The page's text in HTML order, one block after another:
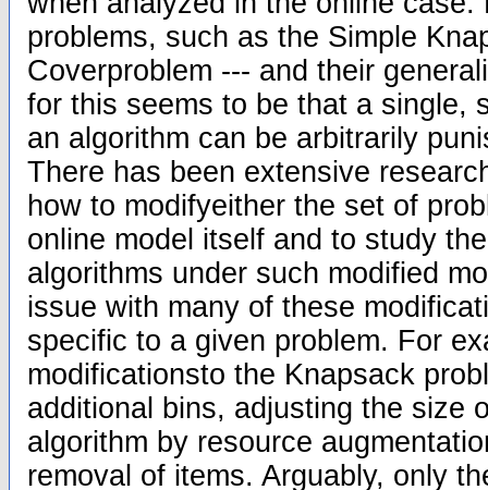
problems, such as the Simple
Coverproblem --- and their
for this seems to be that a single,
an algorithm can be arbitrarily
There has been extensive
how to modifyeither the set of
online model itself and to study
algorithms under such modified
issue with many of these
specific to a given problem. For
modificationsto the Knapsack
additional bins, adjusting the size
algorithm by resource
removal of items. Arguably, only